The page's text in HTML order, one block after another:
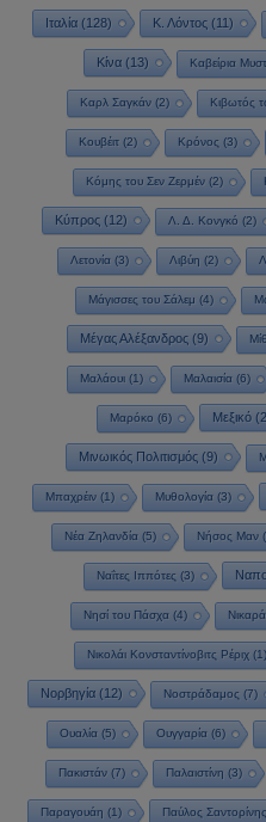
Ιταλία(128) Κ. Λόντος(11)
Κίνα(13) Καβείρια
Καρλ Σαγκάν (2) Κιβωτός
Κουβέιτ(2) Κρόνος (3)
Κόμης του Σεν Ζερμέν(2)
Κύπρος (12) Λ. Δ. Κονγκό (2)
Λετονία (3) Λιβύη (2)
Μάγισσες του Σάλεμ (4)
Μέγας Αλέξανδρος(9)
Μαλάουι (1) Μαλαισία (6)
Μαρόκο (6) Μεξικό
Μινωικός Πολιτισμός (9)
Μπαχρέιν(1) Μυθολογία(3)
Νέα Ζηλανδία (5) Νήσος Μαν
Ναΐτες Ιππότες (3)
Νησί του Πάσχα(4)
Νικολάι Κονσταντίνοβιτς Ρέριχ(1)
Νορβηγία(12) Νοστράδαμος (7)
Ουαλία(5) Ουγγαρία(6)
Πακιστάν(7) Παλαιστίνη (3)
Παραγουάη (1) Παύλος Σαντορίνης